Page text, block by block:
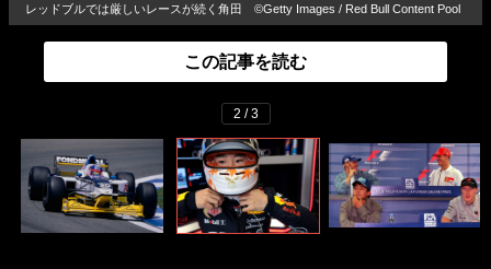
レッドブルでは厳しいレースが続く角田 ©Getty Images / Red Bull Content Pool
この記事を読む
2 / 3